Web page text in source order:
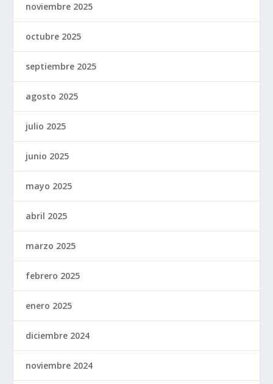
noviembre 2025
octubre 2025
septiembre 2025
agosto 2025
julio 2025
junio 2025
mayo 2025
abril 2025
marzo 2025
febrero 2025
enero 2025
diciembre 2024
noviembre 2024